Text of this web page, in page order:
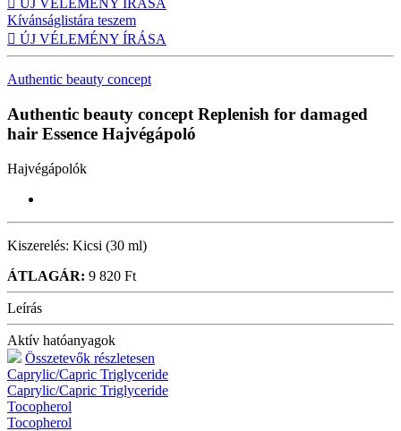
 ÚJ VÉLEMÉNY ÍRÁSA
Kívánságlistára teszem
 ÚJ VÉLEMÉNY ÍRÁSA
Authentic beauty concept
Authentic beauty concept Replenish for damaged
hair Essence Hajvégápoló
Hajvégápolók
Kiszerelés: Kicsi (30 ml)
ÁTLAGÁR: 9 820 Ft
Leírás
Aktív hatóanyagok
Összetevők részletesen
Caprylic/Capric Triglyceride
Caprylic/Capric Triglyceride
Tocopherol
Tocopherol